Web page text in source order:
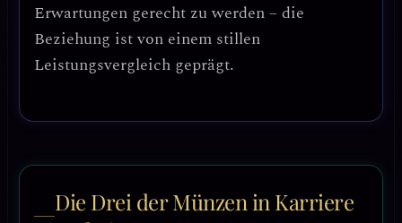
Erwartungen gerecht zu werden – die
Beziehung ist von einem stillen
Leistungsvergleich geprägt.
Die Drei der Münzen in Karriere